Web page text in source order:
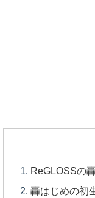
ReGLOSSの
轟はじめの初